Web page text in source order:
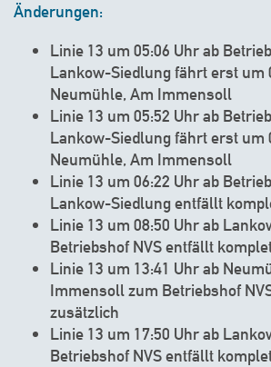
Änderungen:
Linie 13 um 05:06 Uhr ab
Lankow-Siedlung fährt erst um
Neumühle, Am Immensoll
Linie 13 um 05:52 Uhr ab
Lankow-Siedlung fährt erst um
Neumühle, Am Immensoll
Linie 13 um 06:22 Uhr ab
Lankow-Siedlung entfällt
Linie 13 um 08:50 Uhr ab
Betriebshof NVS entfällt
Linie 13 um 13:41 Uhr ab
Immensoll zum Betriebshof
zusätzlich
Linie 13 um 17:50 Uhr ab
Betriebshof NVS entfällt